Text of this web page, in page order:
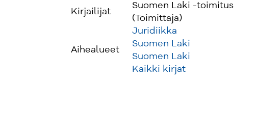
Kirjailijat
Suomen Laki -toimitus
(Toimittaja)
Aihealueet
Juridiikka
Suomen Laki
Suomen Laki
Kaikki kirjat